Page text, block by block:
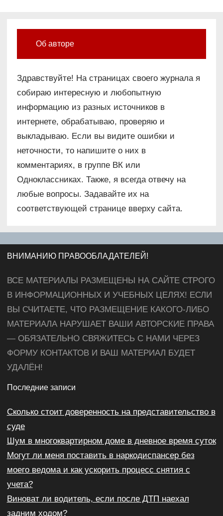
Об авторе
Здравствуйте! На страницах своего журнала я
собираю интересную и любопытную
информацию из разных источников в
интернете, обрабатываю, проверяю и
выкладываю. Если вы видите ошибки и
неточности, то напишите о них в
комментариях, в группе ВК или
Одноклассниках. Также, я всегда отвечу на
любые вопросы. Задавайте их на
соответствующей странице вверху сайта.
ВНИМАНИЮ ПРАВООБЛАДАТЕЛЕЙ!
ВСЕ МАТЕРИАЛЫ РАЗМЕЩЕНЫ НА САЙТЕ СТРОГО
В ИНФОРМАЦИОННЫХ И УЧЕБНЫХ ЦЕЛЯХ! ЕСЛИ
ВЫ СЧИТАЕТЕ, ЧТО РАЗМЕЩЕНИЕ КАКОГО-ЛИБО
МАТЕРИАЛА НАРУШАЕТ ВАШИ АВТОРСКИЕ ПРАВА
— ОБЯЗАТЕЛЬНО СВЯЖИТЕСЬ С НАМИ ЧЕРЕЗ
ФОРМУ КОНТАКТОВ И ВАШ МАТЕРИАЛ БУДЕТ
УДАЛЁН!
Последние записи
Сколько стоит доверенность на представительство в
суде
Шум в многоквартирном доме в дневное время суток
Могут ли меня поставить в наркодиспансер без
моего ведома и как ускорить процесс снятия с
учета?
Виноват ли водитель, если после ДТП наехал
задним ходом?